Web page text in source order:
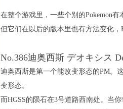
在整个游戏里，一些个别的Pokemon
但它们在以后的版本里也有方法变化，
No.386迪奥西斯 デオキシス
迪奥西斯是第一个能改变形态的PM。
变形态。
而HGSS的陨石在3号道路西南处。当